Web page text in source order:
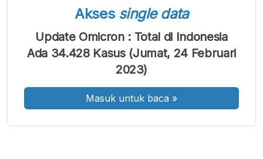
Font
Kecil
Font
Sedang
Font
Besar
Akses single data
Update Omicron : Total di Indonesia
Ada 34.428 Kasus (Jumat, 24 Februari
2023)
Masuk untuk baca »